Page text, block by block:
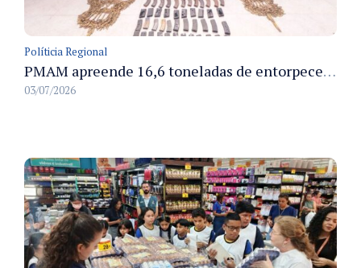
Políticia Regional
PMAM apreende 16,6 toneladas de entorpecentes e registra aumento nas prisões em flagrante e nas capturas de foragidos no primeiro semestre de 2026
03/07/2026